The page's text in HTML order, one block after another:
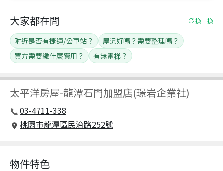
太平洋房屋-龍潭石門加盟店(璟岩企業社)
03-4711-338
桃園市龍潭區民治路252號
大家都在問 換一換
附近是否有捷運/公車站？
屋況好嗎？需要整理嗎？
買方需要繳什麼費用？
有無電梯？
物件特色